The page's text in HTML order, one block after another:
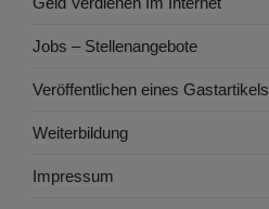
Jobs – Stellenangebote
Veröffentlichen eines Gastartikels
Weiterbildung
Impressum